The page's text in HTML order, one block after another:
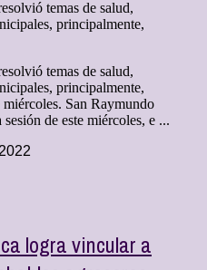
temas de salud,
principalmente,
temas de salud,
principalmente,
miércoles. San Raymundo
de este miércoles, e ...
logra vincular a